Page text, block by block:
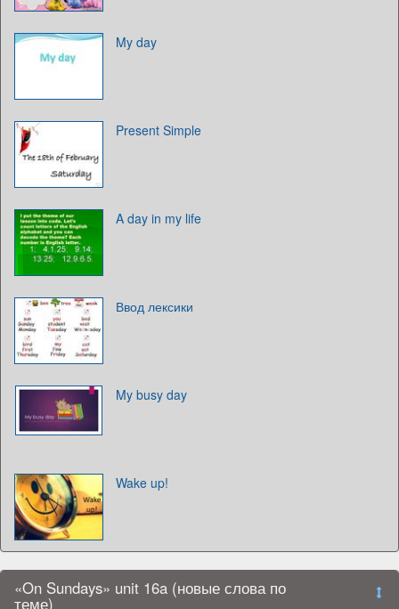
My day
Present Simple
A day in my life
Ввод лексики
My busy day
Wake up!
«On Sundays» unit 16a (новые слова по
теме)